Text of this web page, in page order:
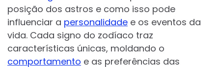
posição dos astros e como isso pode
influenciar a personalidade e os eventos da
vida. Cada signo do zodíaco traz
características únicas, moldando o
comportamento e as preferências das